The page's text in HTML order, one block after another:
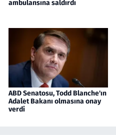
ambulansına saldırdı
ABD Senatosu, Todd Blanche'ın
Adalet Bakanı olmasına onay
verdi